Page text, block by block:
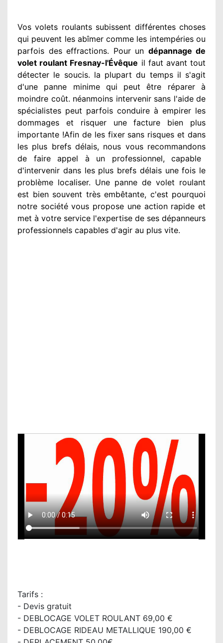
Vos volets roulants subissent différenteschoses
qui peuvent les abîmercomme les intempéries ou
parfois des effractions. Pour un dépannage de
volet roulant Fresnay-l'Évêque il faut avant tout
détecter le soucis. la plupart du tempsil s'agit
d'une panne minime qui peut être réparerà
moindre coût. néanmoins intervenirsans l'aide de
spécialistes peut parfois conduire à empirer les
dommages et risquer une facture bien plus
importante !Afin de les fixersans risques et dans
les plus brefsdélais, nous vous recommandons
de faire appel à un professionnel, capable
d'intervenir dans les plus brefs délais une fois le
problème localiser. Une panne de volet roulant
est bien souvent très embêtante, c'est pourquoi
notre sociétévous propose une actionrapide et
met à votre service l'expertise de ses dépanneurs
professionnels capables d'agir au plus vite.
Tarifs :
- Devis gratuit
- DEBLOCAGE VOLET ROULANT 69,00 €
- DEBLOCAGE RIDEAU METALLIQUE 190,00 €